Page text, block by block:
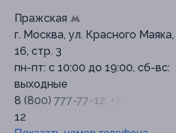
Пражская
г. Москва, ул. Красного Маяка,
16, стр. 3
пн-пт: с 10:00 до 19:00, сб-вс:
выходные
8 (800) 777-77-12, +7 (495) 150-
12